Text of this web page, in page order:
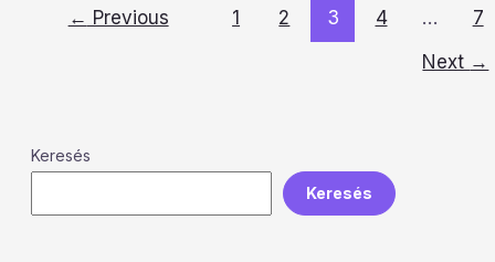
← Previous 1 2 3 4 …
7
Next →
Keresés
Keresés